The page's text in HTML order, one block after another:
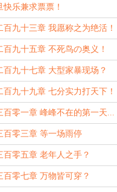
（双倍求月票求订阅）
快乐兼求票票！
百九十三章 我愿称之为绝活！
倍求月票求推荐）
百九十五章 不死鸟の奥义！
倍求月票求订阅）
百九十七章 大型家暴现场？
百九十九章 七分实力打天下！
百零一章 峰峰不在的第一天...
百零三章 等一场雨停
百零五章 老年人之手？
百零七章 万物皆可穿？